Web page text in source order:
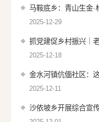
马鞍底乡：青山生金·
2025-12-29
抓党建促乡村振兴｜
2025-12-18
金水河镇伉偭社区：
2025-12-11
沙依坡乡开展综合宣